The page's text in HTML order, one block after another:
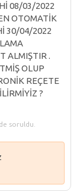
08/03/2022
OTOMATİK
30/04/2022
ALMIŞTIR .
OLUP
REÇETE
?
soruldu.